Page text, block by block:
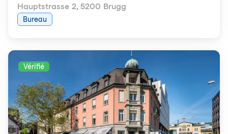
Hauptstrasse 2, 5200 Brugg
Bureau
Vérifié